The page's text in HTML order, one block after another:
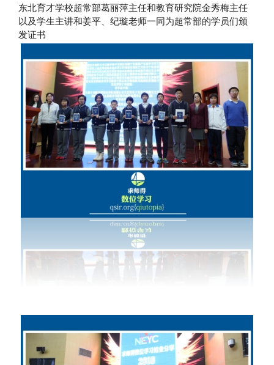
东北育才学校超常部葛丽萍主任和教育研究院金秀梅主任
以及学生主讲和姜平、纪璇老师一同为超常部的学员们颁
发证书